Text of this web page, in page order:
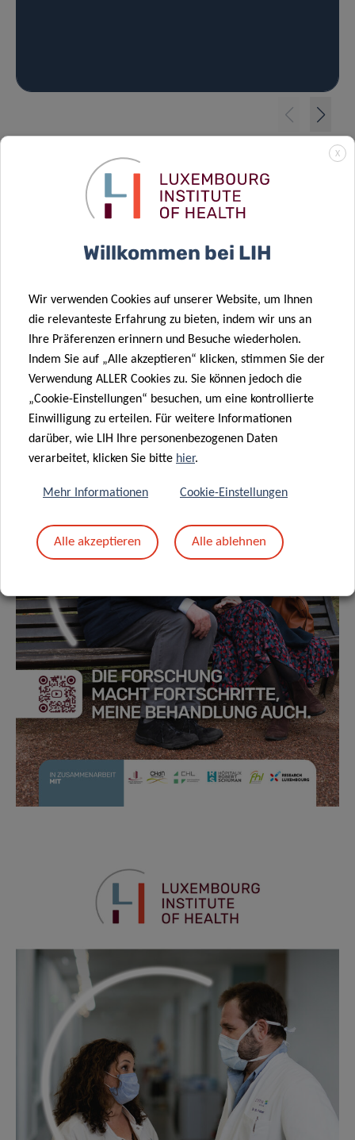
Sehen Sie sich die
gesamte Kampagne an
X
Willkommen bei LIH
Wir verwenden Cookies auf unserer Website, um Ihnen
die relevanteste Erfahrung zu bieten, indem wir uns an
Ihre Präferenzen erinnern und Besuche wiederholen.
Indem Sie auf „Alle akzeptieren“ klicken, stimmen Sie der
Verwendung ALLER Cookies zu. Sie können jedoch die
„Cookie-Einstellungen“ besuchen, um eine kontrollierte
Einwilligung zu erteilen. Für weitere Informationen
darüber, wie LIH Ihre personenbezogenen Daten
verarbeitet, klicken Sie bitte hier.
Mehr Informationen Cookie-Einstellungen
Alle akzeptieren Alle ablehnen